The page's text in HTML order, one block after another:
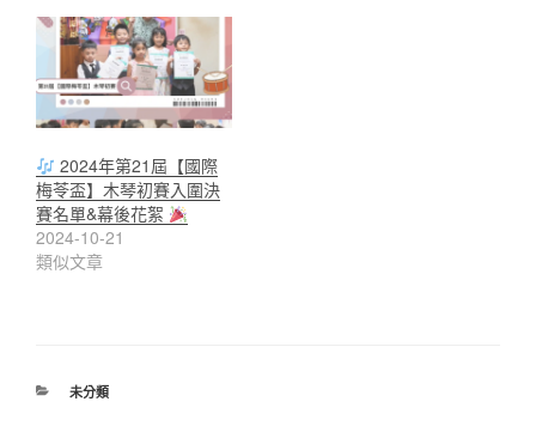
2024年第21屆【國際
梅苓盃】木琴初賽入圍決
賽名單&幕後花絮
2024-10-21
類似文章
分
未分類